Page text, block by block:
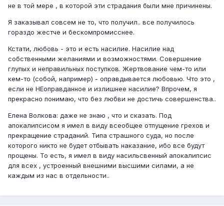
не в той мере , в которой эти страдания были мне причинены.
Я заказывал совсем не то, что получил.. все получилось
гораздо жестче и бескомпромисснее.
Кстати, любовь - это и есть насилие. Насилие над
собственными желаниями и возможностями. Совершение
глупых и неправильных поступков. Жертвование чем-то или
кем-то (собой, например) - оправдывается любовью. Что это ,
если не НЕоправданное и излишнее насилие? Впрочем, я
прекрасно понимаю, что без любви не достичь совершенства..
Елена Волкова: даже не знаю , что и сказать. Под
апокалипсисом я имел в виду всеобщее отпущение грехов и
прекращение страданий. Типа страшного суда, но после
которого никто не будет отбывать наказание, ибо все будут
прощены. То есть, я имел в виду насильсвенный апокалипсис
для всех , устроенный внешними высшими силами, а не
каждым из нас в отдельности..